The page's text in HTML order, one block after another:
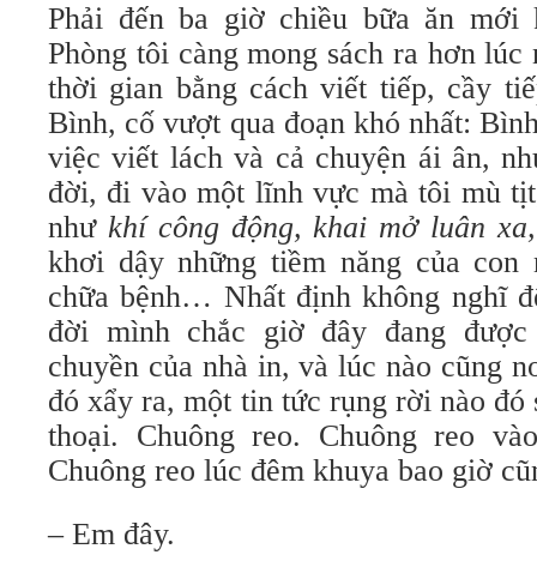
Phải đến ba giờ chiều bữa ăn
Phòng tôi càng mong sách ra hơn
thời gian bằng cách viết tiếp, cầy
Bình, cố vượt qua đoạn khó nhất:
việc viết lách và cả chuyện ái ân,
đời, đi vào một lĩnh vực mà tôi mù
như khí công động, khai mở luân xa,
khơi dậy những tiềm năng của con
chữa bệnh… Nhất định không nghĩ
đời mình chắc giờ đây đang
chuyền của nhà in, và lúc nào cũng
đó xẩy ra, một tin tức rụng rời nào đó
thoại. Chuông reo. Chuông reo
Chuông reo lúc đêm khuya bao giờ
– Em đây.